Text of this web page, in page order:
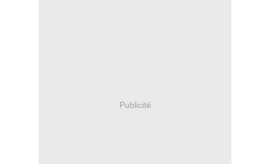
Publicité